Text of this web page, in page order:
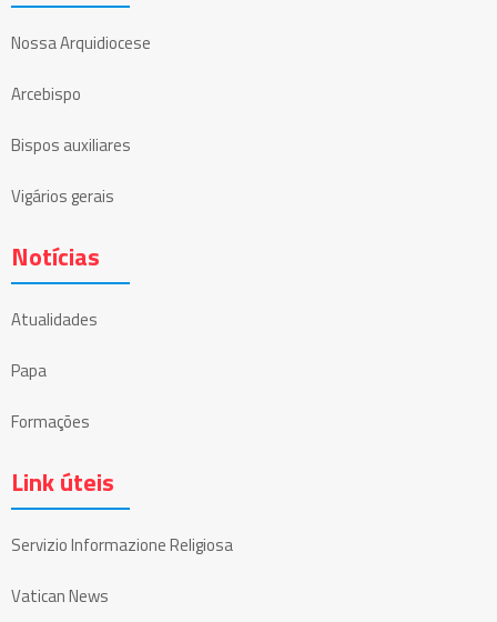
Nossa Arquidiocese
Arcebispo
Bispos auxiliares
Vigários gerais
Notícias
Atualidades
Papa
Formações
Link úteis
Servizio Informazione Religiosa
Vatican News